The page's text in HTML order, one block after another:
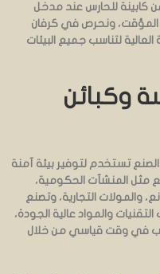
كابينة للحارس عند مدخل
ونحرص في كرفان
لتناسب جميع البيئات
وكبائن
تستخدم لتوفير بيئة آمنة
مثل المنشآت الحكومية،
والمولات التجارية، وتصنع
والمواد عالية الجودة،
في وقت قياسي من خلال